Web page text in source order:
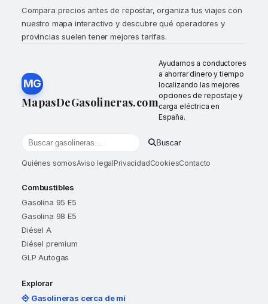
Compara precios antes de repostar, organiza tus viajes con
nuestro mapa interactivo y descubre qué operadores y
provincias suelen tener mejores tarifas.
MG
MapasDeGasolineras.com
Ayudamos a conductores
a ahorrar dinero y tiempo
localizando las mejores
opciones de repostaje y
carga eléctrica en
España.
Buscar gasolineras por localidad o provincia
Buscar
Quiénes somosAviso legalPrivacidadCookiesContacto
Combustibles
Gasolina 95 E5
Gasolina 98 E5
Diésel A
Diésel premium
GLP Autogas
Explorar
Gasolineras cerca de mí